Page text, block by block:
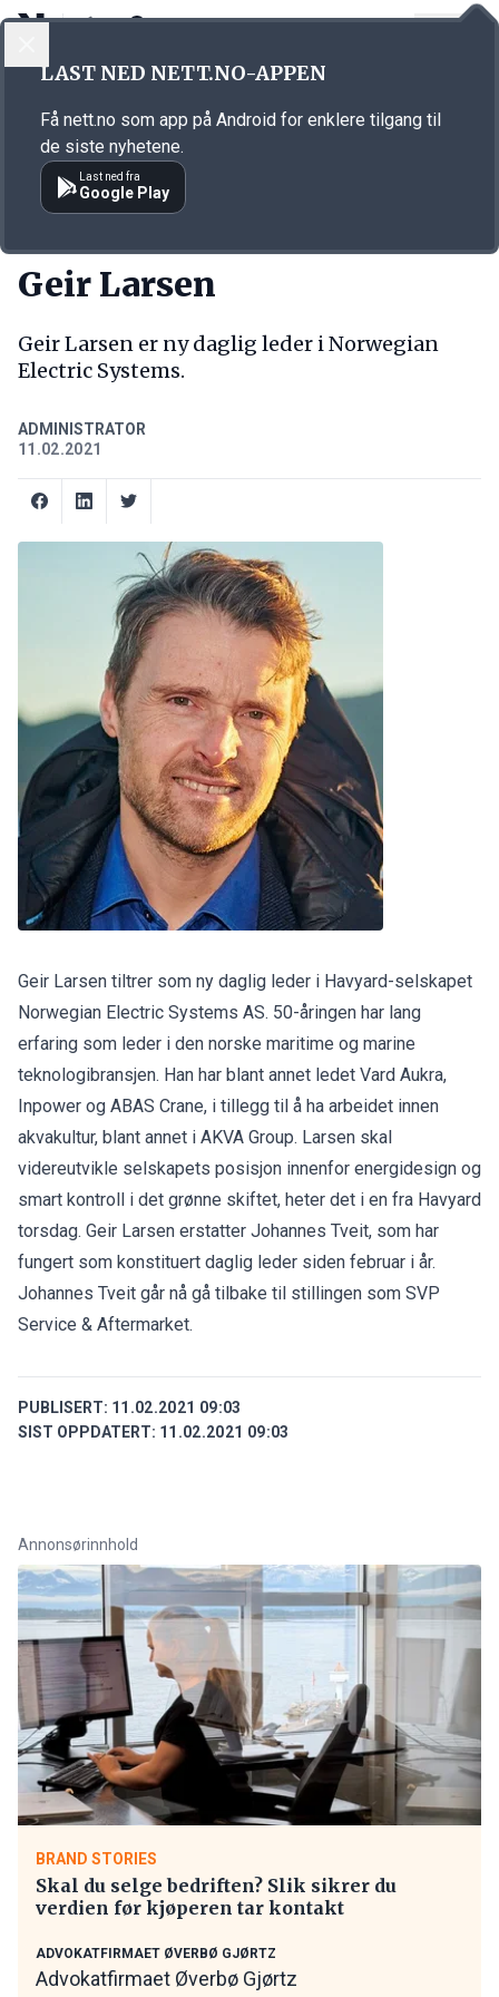
Annonsørinnhold
Geir Larsen
Geir Larsen er ny daglig leder i Norwegian
Electric Systems.
ADMINISTRATOR
11.02.2021
Geir Larsen tiltrer som ny daglig leder i Havyard-selskapet
Norwegian Electric Systems AS. 50-åringen har lang
erfaring som leder i den norske maritime og marine
teknologibransjen. Han har blant annet ledet Vard Aukra,
Inpower og ABAS Crane, i tillegg til å ha arbeidet innen
akvakultur, blant annet i AKVA Group. Larsen skal
videreutvikle selskapets posisjon innenfor energidesign og
smart kontroll i det grønne skiftet, heter det i en fra Havyard
torsdag. Geir Larsen erstatter Johannes Tveit, som har
fungert som konstituert daglig leder siden februar i år.
Johannes Tveit går nå gå tilbake til stillingen som SVP
Service & Aftermarket.
PUBLISERT: 11.02.2021 09:03
SIST OPPDATERT: 11.02.2021 09:03
Annonsørinnhold
BRAND STORIES
Skal du selge bedriften? Slik sikrer du
verdien før kjøperen tar kontakt
ADVOKATFIRMAET ØVERBØ GJØRTZ
Advokatfirmaet Øverbø Gjørtz
LAST NED NETT.NO-APPEN
Få nett.no som app på Android for enklere tilgang til
de siste nyhetene.
Last ned fra
Google Play